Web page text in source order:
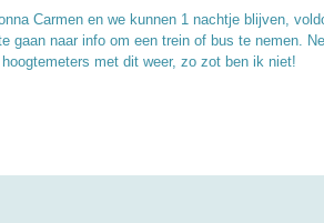
Carmen en we kunnen 1 nachtje blijven,
gaan naar info om een trein of bus te nemen.
met dit weer, zo zot ben ik niet!